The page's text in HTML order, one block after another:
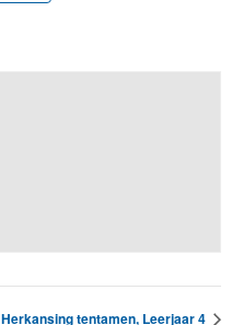
Herkansing tentamen, Leerjaar 4